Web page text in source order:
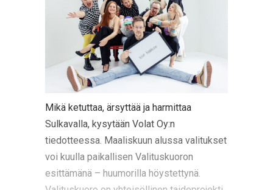
Mikä ketuttaa, ärsyttää ja harmittaa
Sulkavalla, kysytään Volat Oy:n
tiedotteessa. Maaliskuun alussa valitukset
voi kuulla paikallisen Valituskuoron
esittämänä – huumorilla höystettynä.